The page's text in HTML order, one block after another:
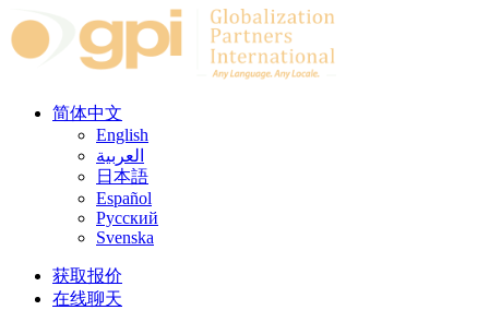
Skip to content
简体中文
English
العربية
日本語
Español
Русский
Svenska
获取报价
在线聊天